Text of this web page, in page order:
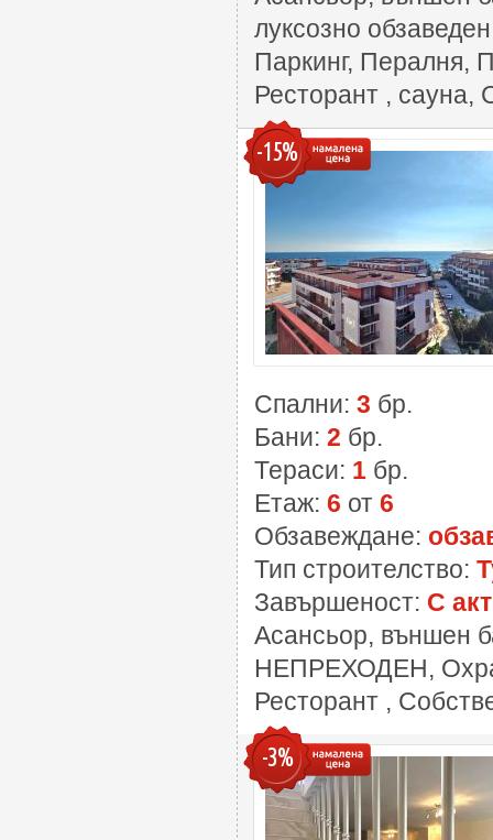
луксозно
Паркинг, Пералня,
Ресторант , сауна,
-15%
Спални: 3 бр.
Бани: 2 бр.
Тераси: 1 бр.
Етаж: 6 от 6
Обзавеждане:
Тип строителство:
Завършеност: С
Асансьор, външен
НЕПРЕХОДЕН,
Ресторант ,
-3%